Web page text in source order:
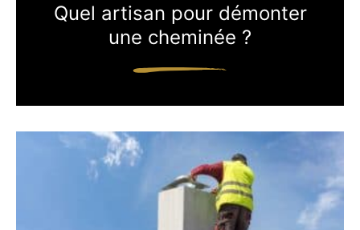
Quel artisan pour démonter
une cheminée ?